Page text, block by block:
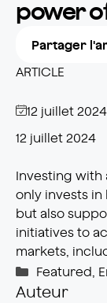
power
Partager
ARTICLE
12 juillet 2024
12 juillet 2024
Investing
only invests
but also
initiatives to
markets,
Catégories
Featured
Auteur